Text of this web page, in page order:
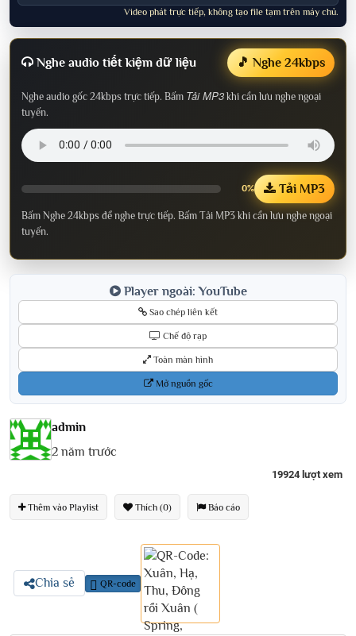
Video phát trực tiếp, không tạo file tạm trên máy chủ.
Nghe audio tiết kiệm dữ liệu 🎵 Nghe 24kbps
Nghe audio gốc 24kbps trực tiếp. Bấm Tải MP3 khi cần lưu nghe ngoại
tuyến.
0% Tải MP3
Bấm Nghe 24kbps để nghe trực tiếp. Bấm Tải MP3 khi cần lưu nghe ngoại
tuyến.
Player ngoài: YouTube
Sao chép liên kết
Chế độ rạp
Toàn màn hình
Mở nguồn gốc
admin
2 năm trước
19924 lượt xem
Thêm vào Playlist Thích (0) Báo cáo
Chia sẻ QR-code